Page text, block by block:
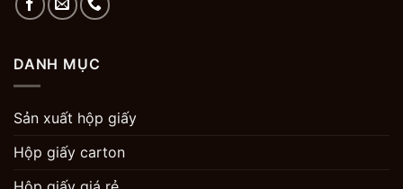
DANH MỤC
Sản xuất hộp giấy
Hộp giấy carton